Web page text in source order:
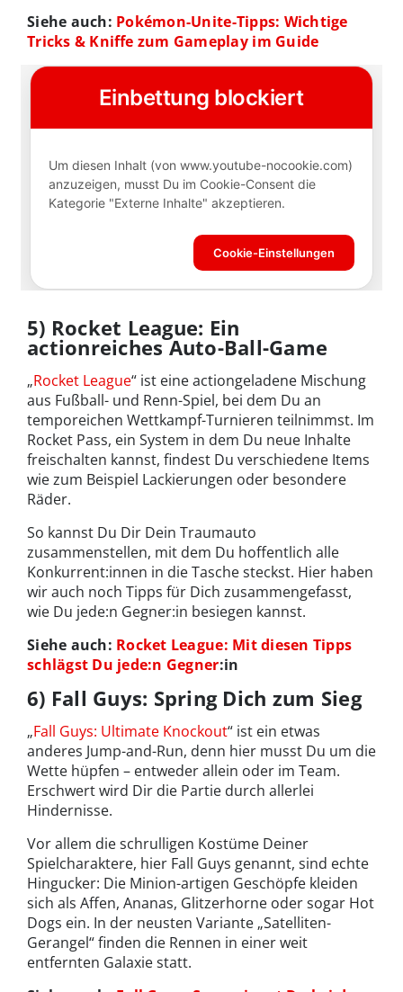
Siehe auch: Pokémon-Unite-Tipps: Wichtige
Tricks & Kniffe zum Gameplay im Guide
5) Rocket League: Ein
actionreiches Auto-Ball-Game
„Rocket League“ ist eine actiongeladene Mischung
aus Fußball- und Renn-Spiel, bei dem Du an
temporeichen Wettkampf-Turnieren teilnimmst. Im
Rocket Pass, ein System in dem Du neue Inhalte
freischalten kannst, findest Du verschiedene Items
wie zum Beispiel Lackierungen oder besondere
Räder.
So kannst Du Dir Dein Traumauto
zusammenstellen, mit dem Du hoffentlich alle
Konkurrent:innen in die Tasche steckst. Hier haben
wir auch noch Tipps für Dich zusammengefasst,
wie Du jede:n Gegner:in besiegen kannst.
Siehe auch: Rocket League: Mit diesen Tipps
schlägst Du jede:n Gegner:in
6) Fall Guys: Spring Dich zum Sieg
„Fall Guys: Ultimate Knockout“ ist ein etwas
anderes Jump-and-Run, denn hier musst Du um die
Wette hüpfen – entweder allein oder im Team.
Erschwert wird Dir die Partie durch allerlei
Hindernisse.
Vor allem die schrulligen Kostüme Deiner
Spielcharaktere, hier Fall Guys genannt, sind echte
Hingucker: Die Minion-artigen Geschöpfe kleiden
sich als Affen, Ananas, Glitzerhorne oder sogar Hot
Dogs ein. In der neusten Variante „Satelliten-
Gerangel“ finden die Rennen in einer weit
entfernten Galaxie statt.